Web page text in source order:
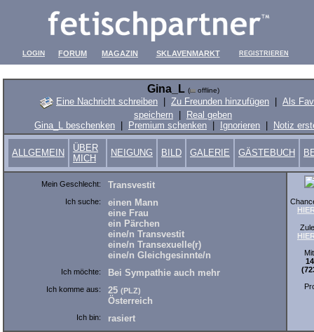
LOGIN FORUM MAGAZIN SKLAVENMARKT REGISTRIEREN
Gina_L ( offline)
Eine Nachricht schreiben Zu Freunden hinzufügen
Als
speichern
Real geben
Gina_L beschenken
Premium schenken Ignorieren Notiz
ALLGEMEIN
ÜBER
MICH
NEIGUNG BILD GALERIE GÄSTEBUCH
Mein Geschlecht: Transvestit
Ich suche:
einen Mann
eine Frau
ein Pärchen
eine/n Transvestit
eine/n Transexuelle(r)
eine/n Gleichgesinnte/n
Ich möchte: Bei Sympathie auch mehr
Ich komme aus: 25 (PLZ)
Österreich
Ich bin: rasiert